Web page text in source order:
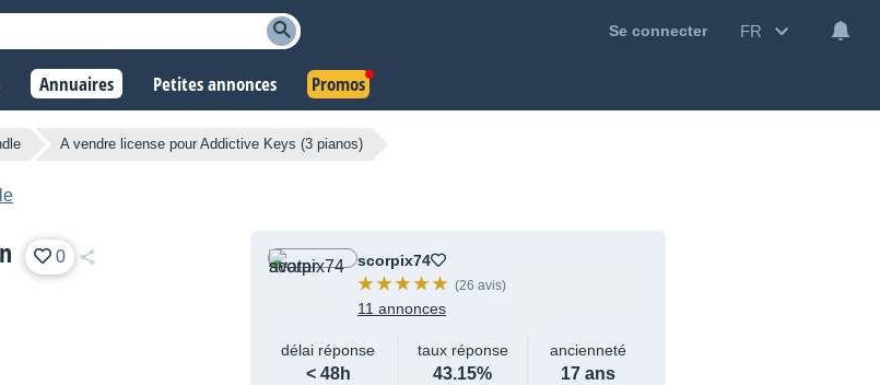
Se connecter FR
Annuaires Petites annonces Promos
A vendre license pour Addictive Keys (3 pianos)
0 scorpix74
(26 avis)
11 annonces
délai réponse
< 48h
taux réponse
43.15%
ancienneté
17 ans